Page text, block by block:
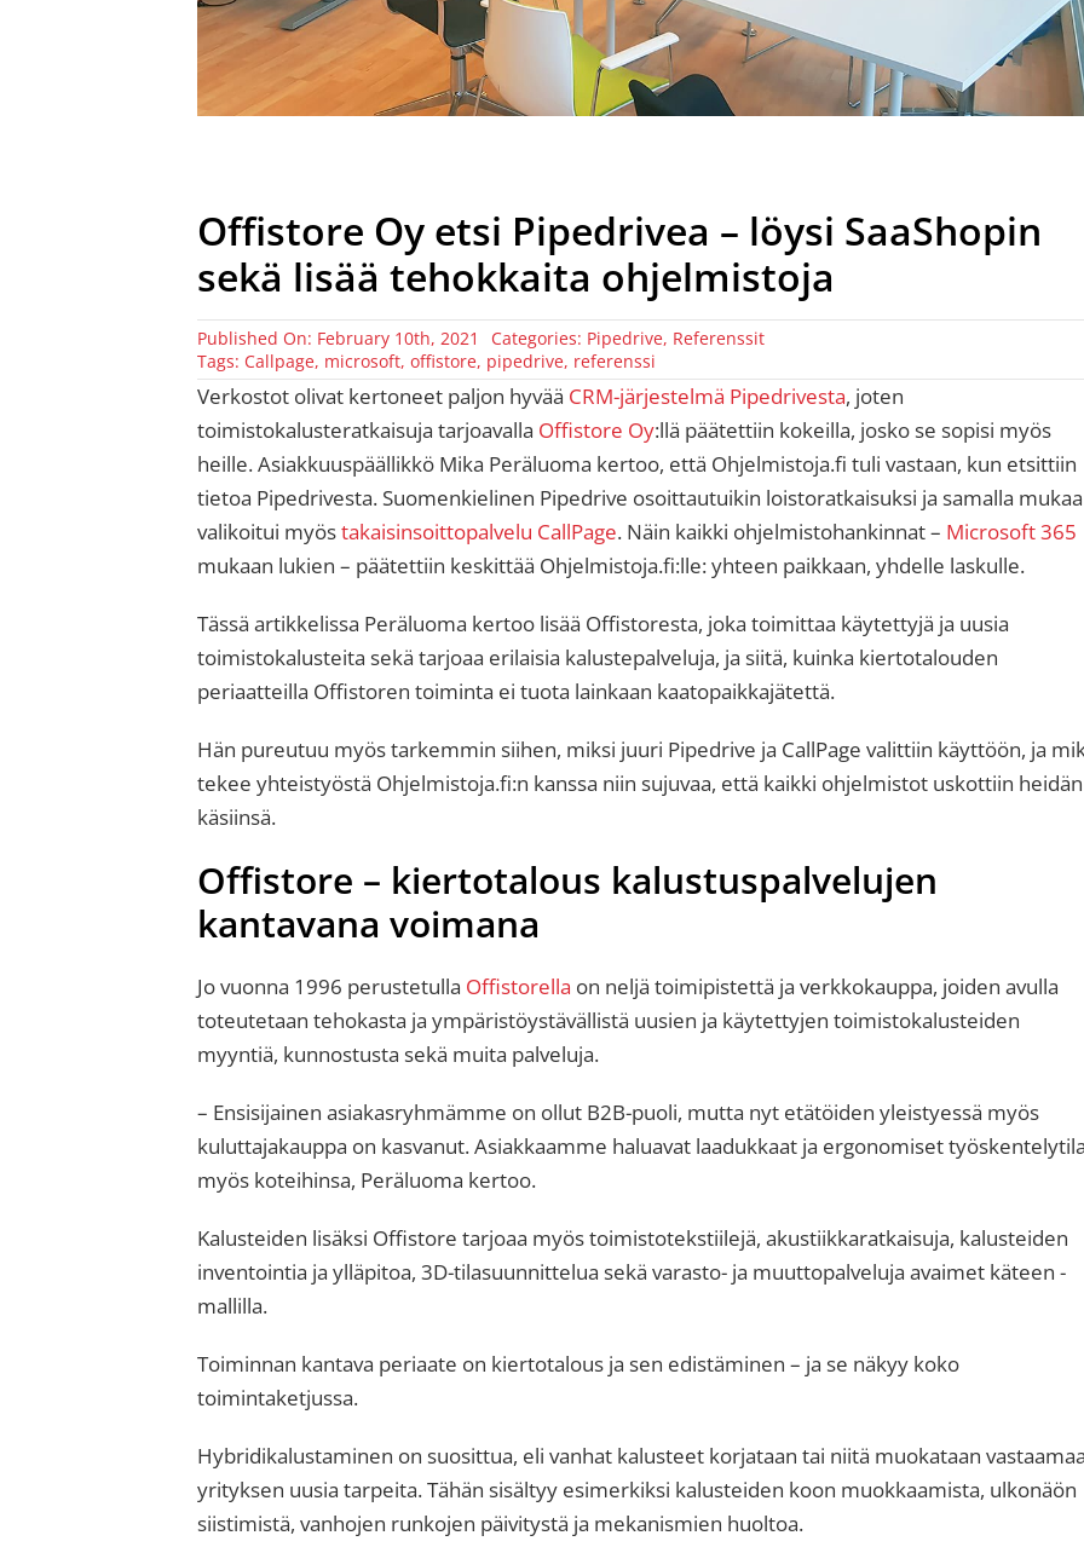
Offistore Oy etsi Pipedrivea – löysi SaaShopin
sekä lisää tehokkaita ohjelmistoja
Published On: February 10th, 2021 Categories: Pipedrive, Referenssit
Tags: Callpage, microsoft,offistore, pipedrive, referenssi
Verkostot olivat kertoneet paljon hyvää CRM-järjestelmä Pipedrivesta, joten
toimistokalusteratkaisuja tarjoavalla Offistore Oy:llä päätettiin kokeilla, josko se sopisi myös
heille. Asiakkuuspäällikkö Mika Peräluoma kertoo, että Ohjelmistoja.fi tuli vastaan, kun etsittiin
tietoa Pipedrivesta. Suomenkielinen Pipedrive osoittautuikin loistoratkaisuksi ja samalla
valikoitui myöstakaisinsoittopalvelu CallPage. Näin kaikki ohjelmistohankinnat – Microsoft 365
mukaan lukien – päätettiin keskittää Ohjelmistoja.fi:lle: yhteen paikkaan, yhdelle laskulle.
Tässä artikkelissa Peräluoma kertoo lisää Offistoresta, joka toimittaa käytettyjä ja uusia
toimistokalusteita sekä tarjoaa erilaisia kalustepalveluja, ja siitä, kuinka kiertotalouden
periaatteilla Offistoren toiminta ei tuota lainkaan kaatopaikkajätettä.
Hän pureutuu myös tarkemmin siihen, miksi juuri Pipedrive ja CallPage valittiin käyttöön, ja
tekee yhteistyöstä Ohjelmistoja.fi:n kanssa niin sujuvaa, että kaikki ohjelmistot uskottiin heidän
käsiinsä.
Offistore – kiertotalous kalustuspalvelujen
kantavana voimana
Jo vuonna 1996 perustetulla Offistorella on neljä toimipistettä ja verkkokauppa, joiden avulla
toteutetaan tehokasta ja ympäristöystävällistä uusien ja käytettyjen toimistokalusteiden
myyntiä, kunnostusta sekä muita palveluja.
– Ensisijainen asiakasryhmämme on ollut B2B-puoli, mutta nyt etätöiden yleistyessä myös
kuluttajakauppa on kasvanut. Asiakkaamme haluavat laadukkaat ja ergonomiset
myös koteihinsa, Peräluoma kertoo.
Kalusteiden lisäksi Offistore tarjoaa myös toimistotekstiilejä, akustiikkaratkaisuja, kalusteiden
inventointia ja ylläpitoa, 3D-tilasuunnittelua sekä varasto- ja muuttopalveluja avaimet käteen -
mallilla.
Toiminnan kantava periaate on kiertotalous ja sen edistäminen – ja se näkyy koko
toimintaketjussa.
Hybridikalustaminen on suosittua, eli vanhat kalusteet korjataan tai niitä muokataan
yrityksen uusia tarpeita. Tähän sisältyy esimerkiksi kalusteiden koon muokkaamista, ulkonäön
siistimistä, vanhojen runkojen päivitystä ja mekanismien huoltoa.